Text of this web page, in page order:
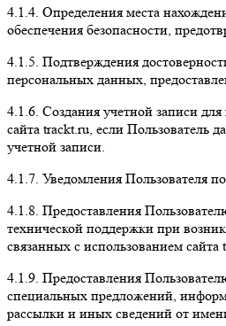
4.1.4. Определения места
обеспечения безопасности,
4.1.5. Подтверждения
персональных данных,
4.1.6. Создания учетной записи для
сайта trackt.ru, если Пользователь
учетной записи.
4.1.7. Уведомления Пользователя
4.1.8. Предоставления
технической поддержки при
связанных с использованием сайта
4.1.9. Предоставления
специальных предложений,
рассылки и иных сведений от